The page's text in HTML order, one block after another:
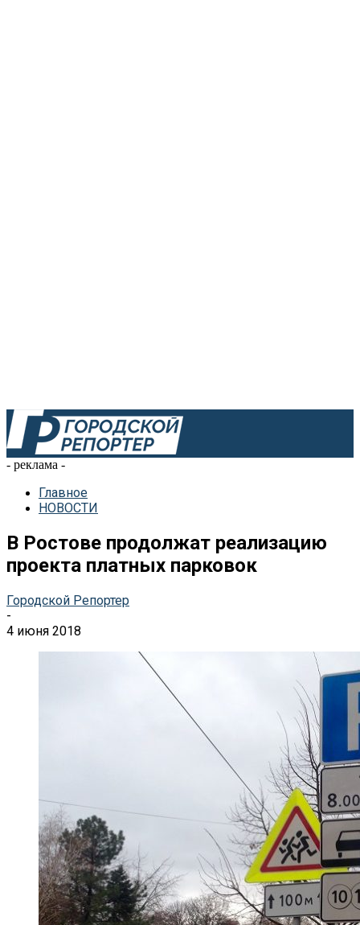
- реклама -
Главное
НОВОСТИ
В Ростове продолжат реализацию
проекта платных парковок
Городской Репортер
-
4 июня 2018